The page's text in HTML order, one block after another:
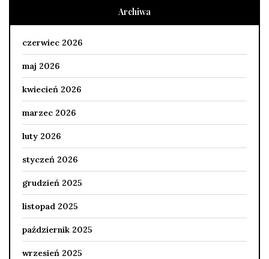
Archiwa
czerwiec 2026
maj 2026
kwiecień 2026
marzec 2026
luty 2026
styczeń 2026
grudzień 2025
listopad 2025
październik 2025
wrzesień 2025